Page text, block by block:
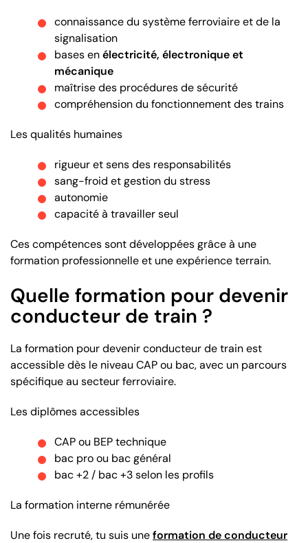
connaissance du système ferroviaire et de la
signalisation
bases enélectricité, électronique et
mécanique
maîtrise des procédures de sécurité
compréhension du fonctionnement des trains
Les qualités humaines
rigueur et sens des responsabilités
sang-froid et gestion du stress
autonomie
capacité à travailler seul
Ces compétences sont développées grâce à une
formation professionnelle et une expérience terrain.
Quelle formation pour devenir
conducteur de train ?
La formation pour devenir conducteur de train est
accessible dès le niveau CAP ou bac, avec un parcours
spécifique au secteur ferroviaire.
Les diplômes accessibles
CAP ou BEP technique
bac pro ou bac général
bac +2 / bac +3 selon les profils
La formation interne rémunérée
Une fois recruté, tu suis uneformation de conducteur